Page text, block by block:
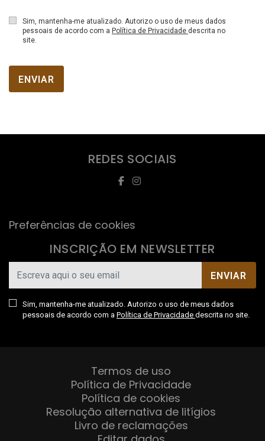
Sim, mantenha-me atualizado. Autorizo o uso de meus dados
pessoais de acordo com a Política de Privacidade descrita no
site.
ENVIAR
REDES SOCIAIS
Preferências de cookies
INSCRIÇÃO EM NEWSLETTER
ENVIAR
Sim, mantenha-me atualizado. Autorizo o uso de meus dados
pessoais de acordo com a Política de Privacidade descrita no site.
Termos de uso
Política de Privacidade
Política de cookies
Resolução alternativa de litígios
Livro de reclamações